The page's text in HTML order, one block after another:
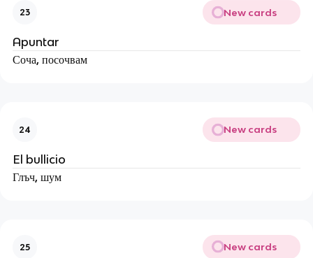
23 New cards
Apuntar
Соча, посочвам
24 New cards
El bullicio
Глъч, шум
25 New cards